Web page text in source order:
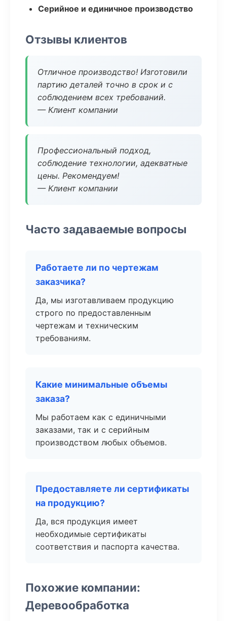
Серийное и единичное производство
Отзывы клиентов
Отличное производство! Изготовили
партию деталей точно в срок и с
соблюдением всех требований.
— Клиент компании
Профессиональный подход,
соблюдение технологии, адекватные
цены. Рекомендуем!
— Клиент компании
Часто задаваемые вопросы
Работаете ли по чертежам
заказчика?
Да, мы изготавливаем продукцию
строго по предоставленным
чертежам и техническим
требованиям.
Какие минимальные объемы
заказа?
Мы работаем как с единичными
заказами, так и с серийным
производством любых объемов.
Предоставляете ли сертификаты
на продукцию?
Да, вся продукция имеет
необходимые сертификаты
соответствия и паспорта качества.
Похожие компании:
Деревообработка